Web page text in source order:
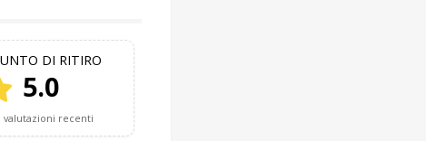
DI RITIRO
5.0
valutazioni recenti